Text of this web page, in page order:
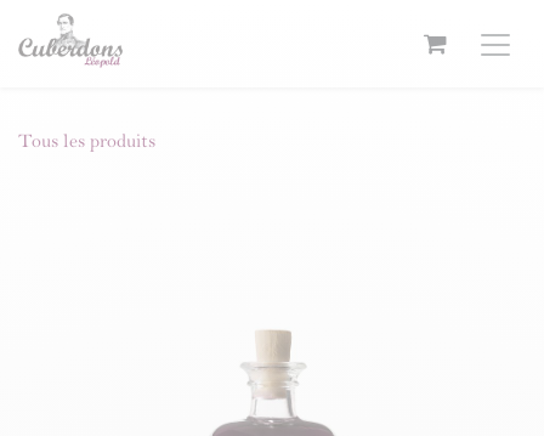
Se rendre au contenu
Tous les produits